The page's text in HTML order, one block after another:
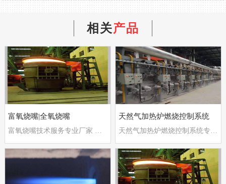
相关产品
富氧烧嘴|全氧烧嘴
富氧烧嘴技术服务专业厂家 郑州德斯特自动化设备有限公司
天然气加热炉燃烧控制系统
天然气加热炉燃烧控制系统专业厂家